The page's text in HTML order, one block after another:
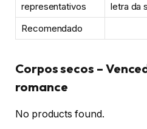
representativos
letra da
Recomendado
Corpos secos –
romance
No products found.